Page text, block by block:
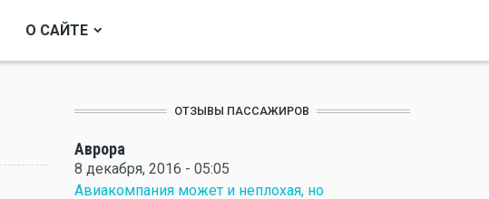
О САЙТЕ
ОТЗЫВЫ ПАССАЖИРОВ
Аврора
8 декабря, 2016 - 05:05
Авиакомпания может и неплохая, но